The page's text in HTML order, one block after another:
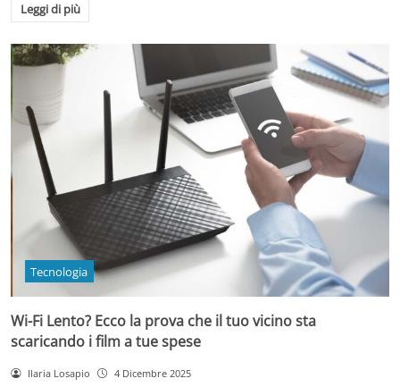
Leggi di più
Tecnologia
Wi-Fi Lento? Ecco la prova che il tuo vicino sta
scaricando i film a tue spese
Ilaria Losapio 4 Dicembre 2025